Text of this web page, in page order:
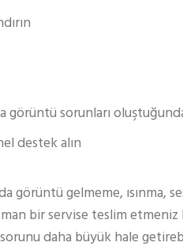
görüntü sorunları
destek alın
görüntü gelmeme,
bir servise teslim
daha büyük hale